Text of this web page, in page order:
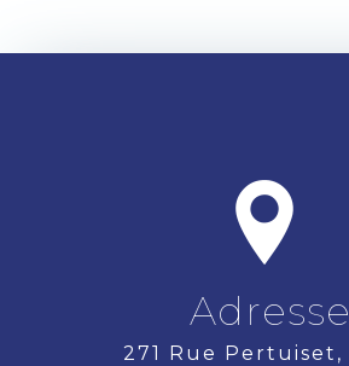
Adresse
271 Rue Pertuiset, 74130